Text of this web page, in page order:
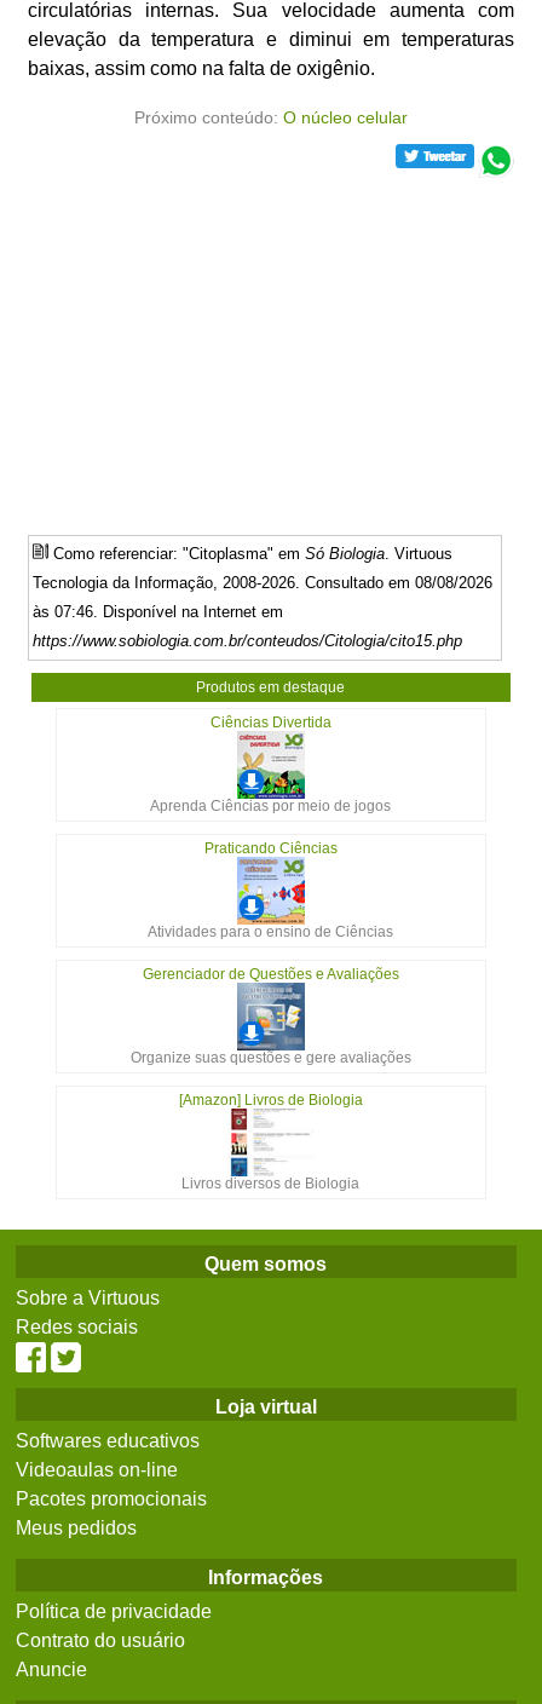
circulatórias internas. Sua velocidade aumenta com
elevação da temperatura e diminui em temperaturas
baixas, assim como na falta de oxigênio.
Próximo conteúdo: O núcleo celular
Como referenciar: "Citoplasma" emSó Biologia . Virtuous
Tecnologia da Informação, 2008-2026. Consultado em 08/08/2026
às 07:46. Disponível na Internet em
https://www.sobiologia.com.br/conteudos/Citologia/cito15.php
Produtos em destaque
Ciências Divertida
Aprenda Ciências por meio de jogos
Praticando Ciências
Atividades para o ensino de Ciências
Gerenciador de Questões e Avaliações
Organize suas questões e gere avaliações
[Amazon] Livros de Biologia
Livros diversos de Biologia
Quem somos
Sobre a Virtuous
Redes sociais
Loja virtual
Softwares educativos
Videoaulas on-line
Pacotes promocionais
Meus pedidos
Informações
Política de privacidade
Contrato do usuário
Anuncie